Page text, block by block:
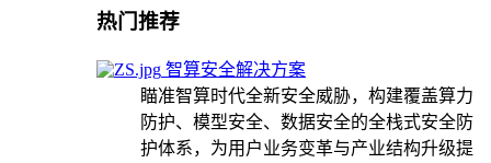
热门推荐
智算安全解决方案
瞄准智算时代全新安全威胁，构建覆盖算力
防护、模型安全、数据安全的全栈式安全防
护体系，为用户业务变革与产业结构升级提